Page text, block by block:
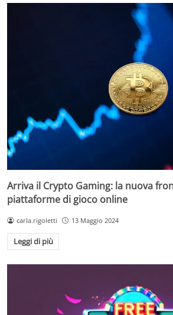
Arriva il Crypto Gaming: la nuova
piattaforme di gioco online
carla.rigoletti 13 Maggio 2024
Leggi di più